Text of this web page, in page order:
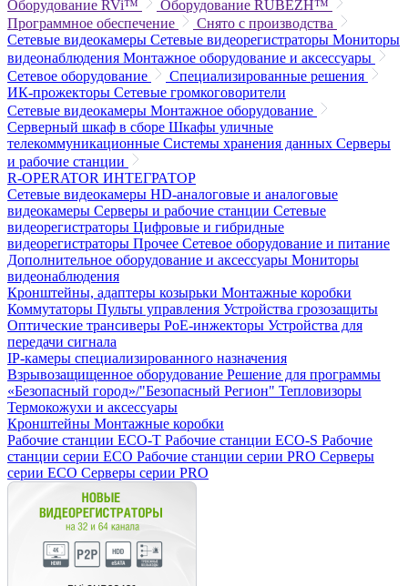
Оборудование RVi™
Оборудование RUBEZH™
Программное обеспечение
Снято с производства
Сетевые видеокамеры Сетевые видеорегистраторы Мониторы
видеонаблюдения Монтажное оборудование и аксессуары
Сетевое оборудование
Специализированные решения
ИК-прожекторы Сетевые громкоговорители
Сетевые видеокамеры Монтажное оборудование
Серверный шкаф в сборе Шкафы уличные
телекоммуникационные Системы хранения данных Серверы
и рабочие станции
R-OPERATOR ИНТЕГРАТОР
Сетевые видеокамеры HD-аналоговые и аналоговые
видеокамеры Серверы и рабочие станции Сетевые
видеорегистраторы Цифровые и гибридные
видеорегистраторы Прочее Сетевое оборудование и питание
Дополнительное оборудование и аксессуары Мониторы
видеонаблюдения
Кронштейны, адаптеры козырьки Монтажные коробки
Коммутаторы Пульты управления Устройства грозозащиты
Оптические трансиверы PoE-инжекторы Устройства для
передачи сигнала
IP-камеры специализированного назначения
Взрывозащищенное оборудование Решение для программы
«Безопасный город»/"Безопасный Регион" Тепловизоры
Термокожухи и аксессуары
Кронштейны Монтажные коробки
Рабочие станции ECO-T Рабочие станции ECO-S Рабочие
станции серии ECO Рабочие станции серии PRO Серверы
серии ECO Серверы серии PRO